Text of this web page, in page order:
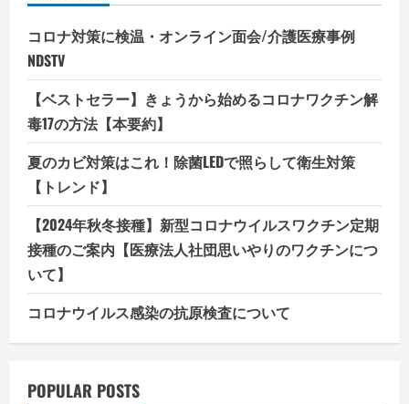
コロナ対策に検温・オンライン面会/介護医療事例
NDSTV
【ベストセラー】きょうから始めるコロナワクチン解
毒17の方法【本要約】
夏のカビ対策はこれ！除菌LEDで照らして衛生対策
【トレンド】
【2024年秋冬接種】新型コロナウイルスワクチン定期
接種のご案内【医療法人社団思いやりのワクチンにつ
いて】
コロナウイルス感染の抗原検査について
POPULAR POSTS